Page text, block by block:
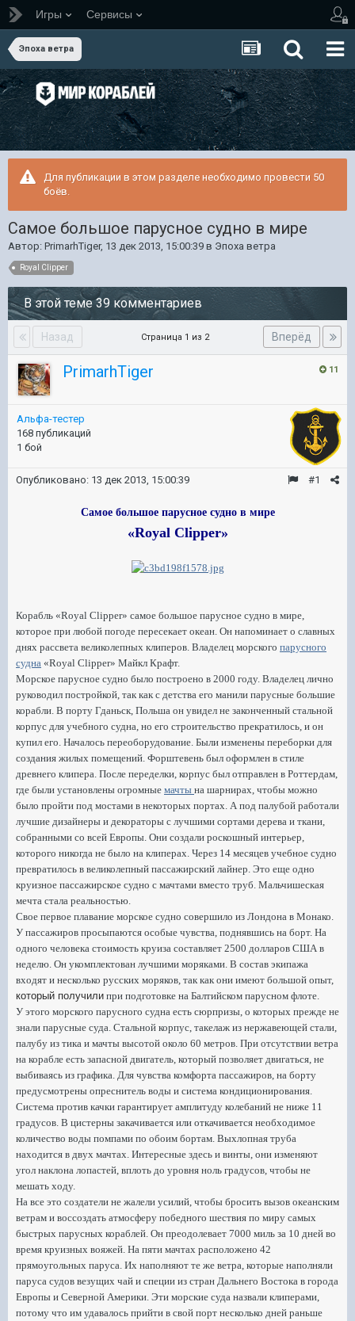
Игры Сервисы
Эпоха ветра
Для публикации в этом разделе необходимо провести 50
боёв.
Самое большое парусное судно в мире
Автор: PrimarhTiger, 13 дек 2013, 15:00:39 в Эпоха ветра
Royal Clipper
В этой теме 39 комментариев
Назад Вперёд
Страница 1 из 2
11
PrimarhTiger
Альфа-тестер
168 публикаций
1 бой
#1
Опубликовано: 13 дек 2013, 15:00:39
Самое большое парусное судно в мире
«Royal Clipper»
Корабль «Royal Clipper» самое большое парусное судно в мире,
которое при любой погоде пересекает океан. Он напоминает о славных
днях рассвета великолепных клиперов. Владелец морского парусного
судна «Royal Clipper» Майкл Крафт.
Морское парусное судно было построено в 2000 году. Владелец лично
руководил постройкой, так как с детства его манили парусные большие
корабли. В порту Гданьск, Польша он увидел не законченный стальной
корпус для учебного судна, но его строительство прекратилось, и он
купил его. Началось переоборудование. Были изменены переборки для
создания жилых помещений. Форштевень был оформлен в стиле
древнего клипера. После переделки, корпус был отправлен в Роттердам,
где были установлены огромные мачты на шарнирах, чтобы можно
было пройти под мостами в некоторых портах. А под палубой работали
лучшие дизайнеры и декораторы с лучшими сортами дерева и ткани,
собранными со всей Европы. Они создали роскошный интерьер,
которого никогда не было на клиперах. Через 14 месяцев учебное судно
превратилось в великолепный пассажирский лайнер. Это еще одно
круизное пассажирское судно с мачтами вместо труб. Мальчишеская
мечта стала реальностью.
Свое первое плавание морское судно совершило из Лондона в Монако.
У пассажиров просыпаются особые чувства, поднявшись на борт. На
одного человека стоимость круиза составляет 2500 долларов США в
неделю. Он укомплектован лучшими моряками. В состав экипажа
входят и несколько русских моряков, так как они имеют большой опыт,
который получили при подготовке на Балтийском парусном флоте.
У этого морского парусного судна есть сюрпризы, о которых прежде не
знали парусные суда. Стальной корпус, такелаж из нержавеющей стали,
палубу из тика и мачты высотой около 60 метров. При отсутствии ветра
на корабле есть запасной двигатель, который позволяет двигаться, не
выбиваясь из графика. Для чувства комфорта пассажиров, на борту
предусмотрены опреснитель воды и система кондиционирования.
Система против качки гарантирует амплитуду колебаний не ниже 11
градусов. В цистерны закачивается или откачивается необходимое
количество воды помпами по обоим бортам. Выхлопная труба
находится в двух мачтах. Интересные здесь и винты, они изменяют
угол наклона лопастей, вплоть до уровня ноль градусов, чтобы не
мешать ходу.
На все это создатели не жалели усилий, чтобы бросить вызов океанским
ветрам и воссоздать атмосферу победного шествия по миру самых
быстрых парусных кораблей. Он преодолевает 7000 миль за 10 дней во
время круизных вояжей. На пяти мачтах расположено 42
прямоугольных паруса. Их наполняют те же ветра, которые наполняли
паруса судов везущих чай и специи из стран Дальнего Востока в города
Европы и Северной Америки. Эти морские суда назвали клиперами,
потому что им удавалось прийти в свой порт несколько дней раньше